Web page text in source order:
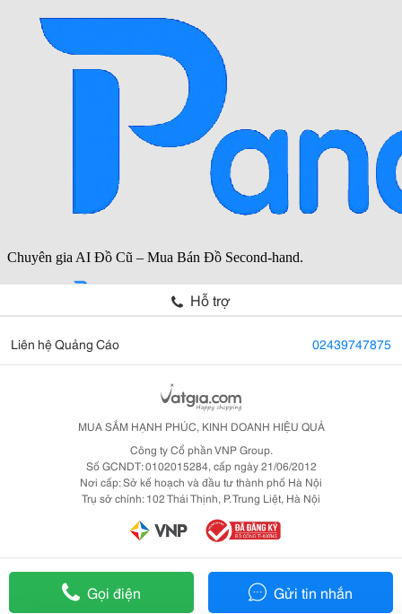
Gọi điện Gửi tin nhắn
Hỗ trợ
Liên hệ Quảng Cáo 02439747875
MUA SẮM HẠNH PHÚC, KINH DOANH HIỆU QUẢ
Công ty Cổ phần VNP Group.
Số GCNDT: 0102015284, cấp ngày 21/06/2012
Nơi cấp: Sở kế hoạch và đầu tư thành phố Hà Nội
Trụ sở chính: 102 Thái Thịnh, P. Trung Liệt, Hà Nội